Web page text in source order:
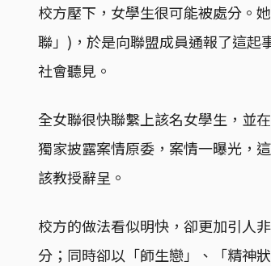
校方壓下，女學生很可能被處分。
聯」)，於是向聯盟成員通報了這起
社會聽見。
全女聯很快聯繫上該名女學生，並
獨家披露案情原委，案情一曝光，
該教授辭呈。
校方的做法看似明快，卻更加引人
分；同時卻以「師生戀」、「精神